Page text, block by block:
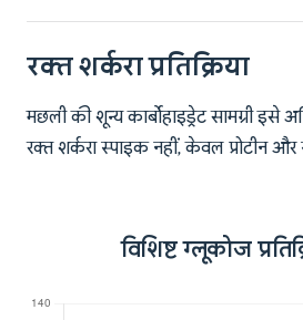
रक्त शर्करा प्रतिक्रिया
मछली की शून्य कार्बोहाइड्रेट सामग्री इसे
रक्त शर्करा स्पाइक नहीं, केवल प्रोटीन और
विशिष्ट ग्लूकोज